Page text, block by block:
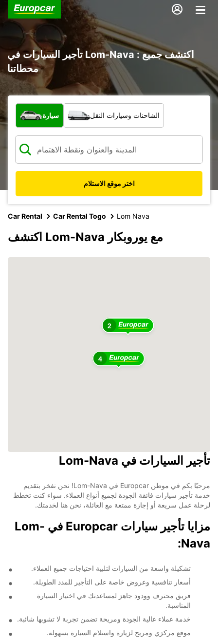
تأجير السيارات في Lom-Nava : اكتشف جميع
محطاتنا
ما نوع المركبة؟
سيارة الشاحنات وسيارات النقل
اختر موقع الاستلام
Car Rental Car Rental Togo Lom Nava
اكتشف Lom-Nava مع يوروبكار
4
2
تأجير السيارات في Lom-Nava
مرحبًا بكم في موطن Europcar في Lom-Nava! نحن نفخر بتقديم
خدمة تأجير سيارات فائقة الجودة لجميع أنواع العملاء. سواء كنت تخطط
لرحلة عمل سريعة أو إجازة ممتعة مع العائلة، نحن هنا لخدمتك.
مزايا تأجير سيارات Europcar في Lom-
Nava:
تشكيلة واسعة من السيارات لتلبية احتياجات جميع العملاء.
أسعار تنافسية وعروض خاصة على التأجير للمدد الطويلة.
فريق محترف وودود جاهز لمساعدتك في اختيار السيارة
المناسبة.
خدمة عملاء عالية الجودة ومريحة تضمن تجربة لا تشوبها شائبة.
موقع مركزي ومريح لزيارة واستلام السيارة بسهولة.